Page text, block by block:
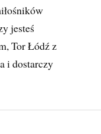
jesteś
Tor Łódź z
i dostarczy